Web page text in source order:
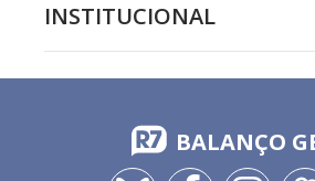
INSTITUCIONAL
BALANÇO